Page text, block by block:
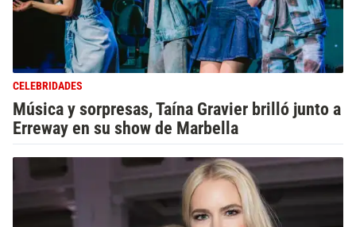
CELEBRIDADES
Música y sorpresas, Taína Gravier brilló junto a
Erreway en su show de Marbella